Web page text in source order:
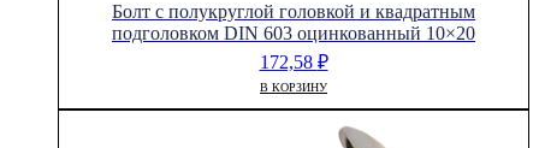
Болт с полукруглой головкой и квадратным
подголовком DIN 603 оцинкованный 10×20
172,58 ₽
В КОРЗИНУ